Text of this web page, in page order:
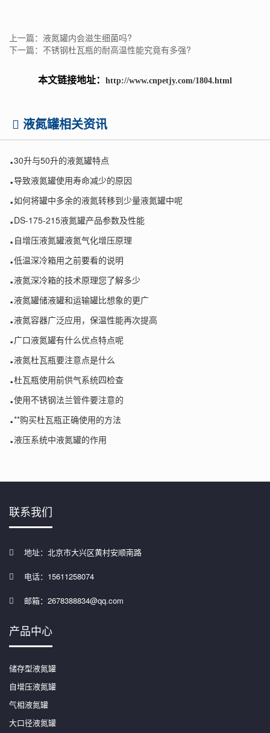
上一篇：液氮罐内会滋生细菌吗?
下一篇：不锈钢杜瓦瓶的耐高温性能究竟有多强?
本文链接地址： http://www.cnpetjy.com/1804.html
液氮罐相关资讯
.30升与50升的液氮罐特点
.导致液氮罐使用寿命减少的原因
.如何将罐中多余的液氮转移到少量液氮罐中呢
.DS-175-215液氮罐产品参数及性能
. 自增压液氮罐液氮气化增压原理
.低温深冷箱用之前要看的说明
.液氮深冷箱的技术原理您了解多少
.液氮罐储液罐和运输罐比想象的更广
.液氮容器广泛应用，保温性能再次提高
.广口液氮罐有什么优点特点呢
.液氮杜瓦瓶要注意点是什么
.杜瓦瓶使用前供气系统四检查
.使用不锈钢法兰管件要注意的
.**购买杜瓦瓶正确使用的方法
.液压系统中液氮罐的作用
联系我们
地址：北京市大兴区黄村安顺南路
电话：15611258074
邮箱：2678388834@qq.com
产品中心
储存型液氮罐
自增压液氮罐
气相液氮罐
大口径液氮罐